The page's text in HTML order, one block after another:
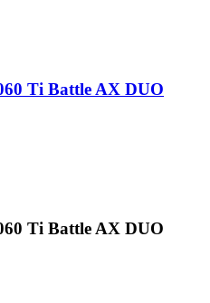
Ti Battle AX DUO
Ti Battle AX DUO